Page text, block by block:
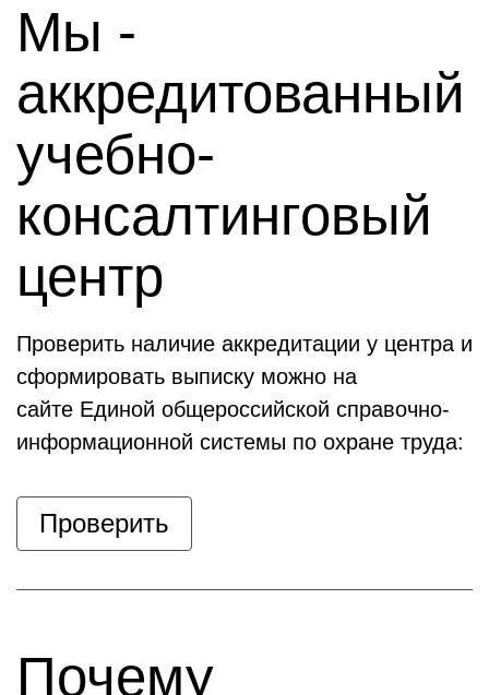
Мы -
аккредитованный
учебно-
консалтинговый
центр
Проверить наличие аккредитации у центра и
сформировать выписку можно на
сайте Единой общероссийской справочно-
информационной системы по охране труда:
Проверить
Почему